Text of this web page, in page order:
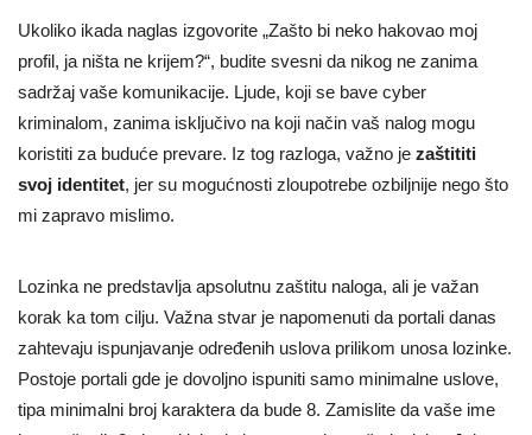
Ukoliko ikada naglas izgovorite „Zašto bi neko hakovao moj
profil, ja ništa ne krijem?“, budite svesni da nikog ne zanima
sadržaj vaše komunikacije. Ljude, koji se bave cyber
kriminalom, zanima isključivo na koji način vaš nalog mogu
koristiti za buduće prevare. Iz tog razloga, važno je zaštititi
svoj identitet, jer su mogućnosti zloupotrebe ozbiljnije nego što
mi zapravo mislimo.
Lozinka ne predstavlja apsolutnu zaštitu naloga, ali je važan
korak ka tom cilju. Važna stvar je napomenuti da portali danas
zahtevaju ispunjavanje određenih uslova prilikom unosa lozinke.
Postoje portali gde je dovoljno ispuniti samo minimalne uslove,
tipa minimalni broj karaktera da bude 8. Zamislite da vaše ime